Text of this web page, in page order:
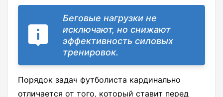
Беговые нагрузки не
исключают, но снижают
эффективность силовых
тренировок.
Порядок задач футболиста кардинально
отличается от того, который ставит перед